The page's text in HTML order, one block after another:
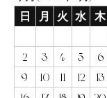
日
月 火 水 木
2
3 4 5 6
9
10 11 12 13